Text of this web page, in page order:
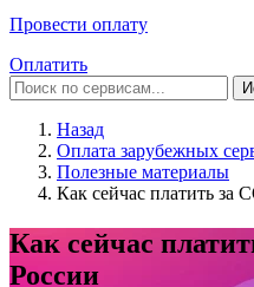
Провести оплату
Оплатить
Назад
Оплата зарубежных
Полезные материалы
Как сейчас платить за
Как сейчас
России